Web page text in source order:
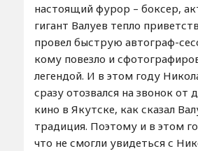
настоящий фурор – боксер,
гигант Валуев тепло
провел быструю автограф-
кому повезло и
легендой. И в этом году
сразу отозвался на звонок от
кино в Якутске, как сказал
традиция. Поэтому и в этом
что не смогли увидеться с